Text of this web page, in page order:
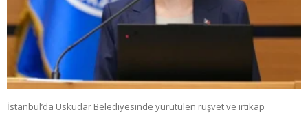
İstanbul’da Üsküdar Belediyesinde yürütülen rüşvet ve irtikap